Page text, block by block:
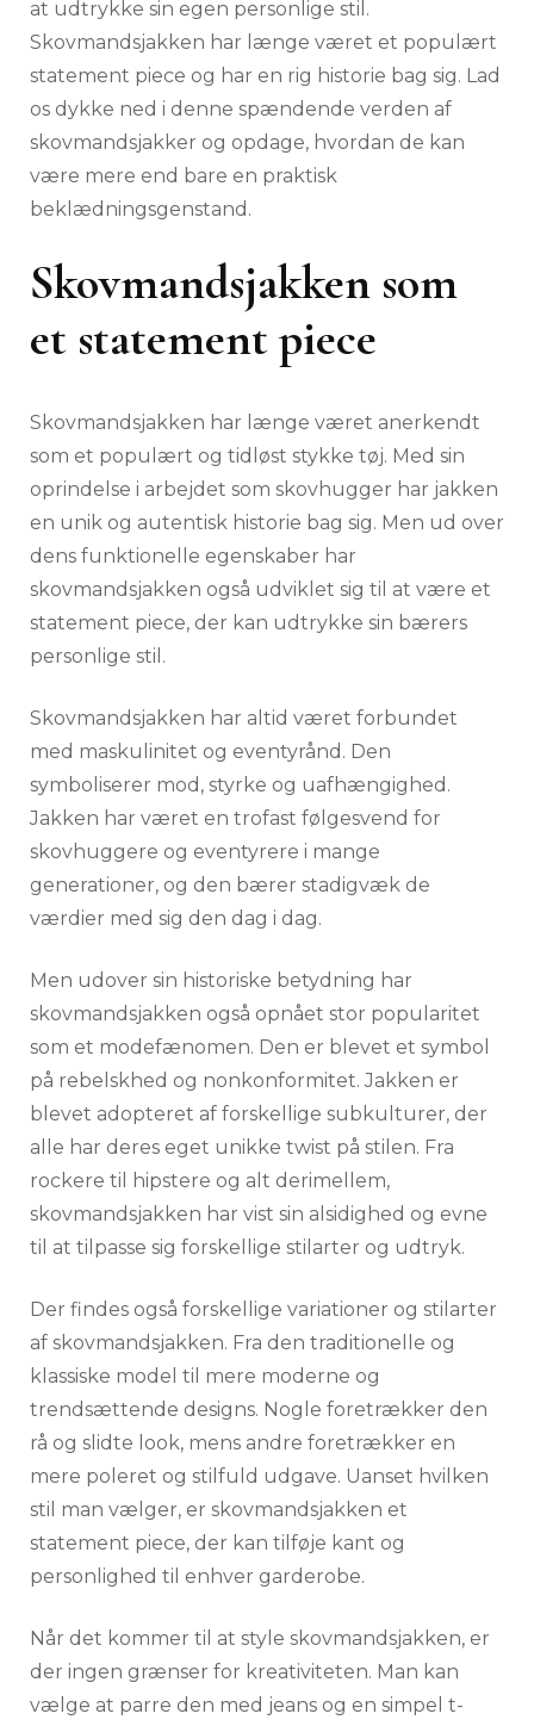
at udtrykke sin egen personlige stil.
Skovmandsjakken har længe været et populært
statement piece og har en rig historie bag sig. Lad
os dykke ned i denne spændende verden af
skovmandsjakker og opdage, hvordan de kan
være mere end bare en praktisk
beklædningsgenstand.
Skovmandsjakken som
et statement piece
Skovmandsjakken har længe været anerkendt
som et populært og tidløst stykke tøj. Med sin
oprindelse i arbejdet som skovhugger har jakken
en unik og autentisk historie bag sig. Men ud over
dens funktionelle egenskaber har
skovmandsjakken også udviklet sig til at være et
statement piece, der kan udtrykke sin bærers
personlige stil.
Skovmandsjakken har altid været forbundet
med maskulinitet og eventyrånd. Den
symboliserer mod, styrke og uafhængighed.
Jakken har været en trofast følgesvend for
skovhuggere og eventyrere i mange
generationer, og den bærer stadigvæk de
værdier med sig den dag i dag.
Men udover sin historiske betydning har
skovmandsjakken også opnået stor popularitet
som et modefænomen. Den er blevet et symbol
på rebelskhed og nonkonformitet. Jakken er
blevet adopteret af forskellige subkulturer, der
alle har deres eget unikke twist på stilen. Fra
rockere til hipstere og alt derimellem,
skovmandsjakken har vist sin alsidighed og evne
til at tilpasse sig forskellige stilarter og udtryk.
Der findes også forskellige variationer og stilarter
af skovmandsjakken. Fra den traditionelle og
klassiske model til mere moderne og
trendsættende designs. Nogle foretrækker den
rå og slidte look, mens andre foretrækker en
mere poleret og stilfuld udgave. Uanset hvilken
stil man vælger, er skovmandsjakken et
statement piece, der kan tilføje kant og
personlighed til enhver garderobe.
Når det kommer til at style skovmandsjakken, er
der ingen grænser for kreativiteten. Man kan
vælge at parre den med jeans og en simpel t-